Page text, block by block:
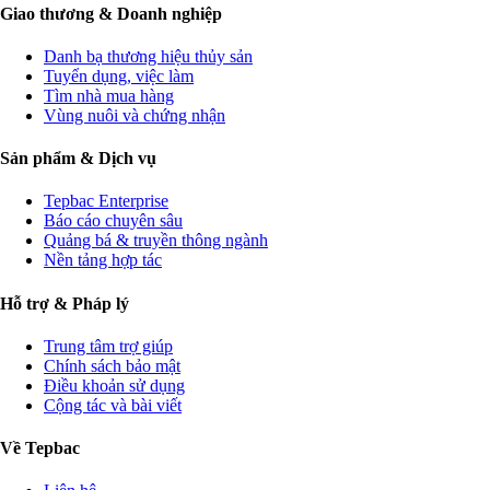
Giao thương & Doanh nghiệp
Danh bạ thương hiệu thủy sản
Tuyển dụng, việc làm
Tìm nhà mua hàng
Vùng nuôi và chứng nhận
Sản phẩm & Dịch vụ
Tepbac Enterprise
Báo cáo chuyên sâu
Quảng bá & truyền thông ngành
Nền tảng hợp tác
Hỗ trợ & Pháp lý
Trung tâm trợ giúp
Chính sách bảo mật
Điều khoản sử dụng
Cộng tác và bài viết
Về Tepbac